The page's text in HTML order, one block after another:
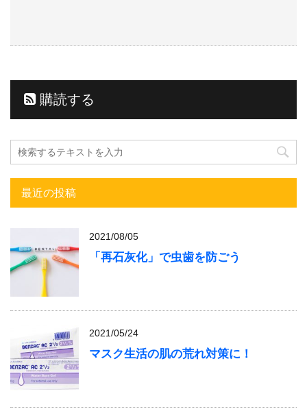
購読する
最近の投稿
2021/08/05
「再石灰化」で虫歯を防ごう
2021/05/24
マスク生活の肌の荒れ対策に！